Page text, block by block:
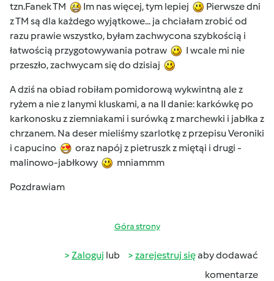
tzn.Fanek TM
Im nas więcej, tym lepiej
Pierwsze dni
z TM są dla każdego wyjątkowe... ja chciałam zrobić od
razu prawie wszystko, byłam zachwycona szybkością i
łatwością przygotowywania potraw
I wcale mi nie
przeszło, zachwycam się do dzisiaj
A dziś na obiad robiłam pomidorową wykwintną ale z
ryżem a nie z lanymi kluskami, a na II danie: karkówkę po
karkonosku z ziemniakami i surówką z marchewki i jabłka z
chrzanem. Na deser mieliśmy szarlotkę z przepisu Veroniki
i capucino
oraz napój z pietruszk z miętąi i drugi -
malinowo-jabłkowy
mniammm
Pozdrawiam
Góra strony
Zaloguj lub zarejestruj sięaby dodawać
komentarze